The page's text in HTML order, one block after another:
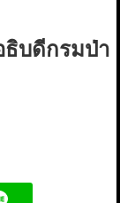
ธิบดีกรมป่า